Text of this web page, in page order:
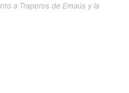
a Traperos de Emaús y la